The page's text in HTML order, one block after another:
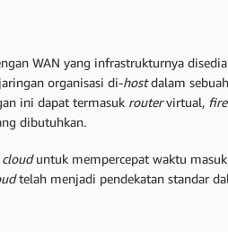
WAN yang infrastrukturnya
organisasi di-hostdalam
ini dapat termasuk routervirtual,
dibutuhkan.
clouduntuk mempercepat waktu
telah menjadi pendekatan standar